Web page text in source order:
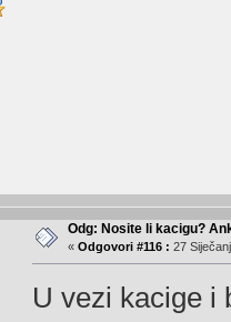
Odg: Nosite li kacigu?
« Odgovori #116 : 27
U vezi kacige i